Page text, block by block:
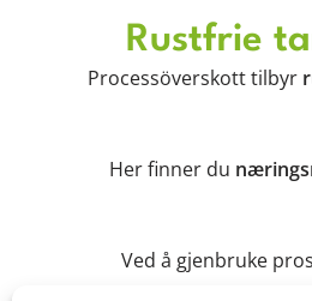
Rustfrie
Processöverskott tilbyr
Her finner du
Ved å gjenbruke